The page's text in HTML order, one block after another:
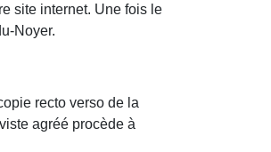
site internet. Une fois le
Noyer.
recto verso de la
agréé procède à